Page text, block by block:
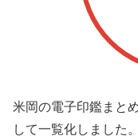
米岡の電子印鑑まと
して一覧化しました。